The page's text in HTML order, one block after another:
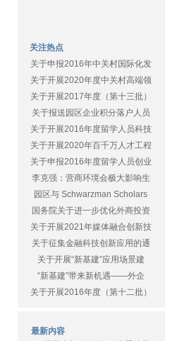
关注热点
关于申报2016年中关村国际化发
关于开展2020年度中关村高端领
关于开展2017年度（第十三批）
关于报送园区企业积分落户人员
关于开展2016年度留学人员科技
关于开展2020年百千万人才工程
关于申报2016年度留学人员创业
李克强：营商环境会极大影响生
园区与 Schwarzman Scholars
国务院关于进一步优化外商投资
关于开展2021年媒体融合创新技
关于征集金融科技创新应用的通
关于开展“新基建”应用场景建
“新基建”带来新机遇——外企
关于开展2016年度（第十二批）
最新内容